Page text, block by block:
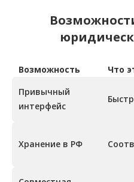
Возможность
Привычный
интерфейс
Хранение в РФ
Что